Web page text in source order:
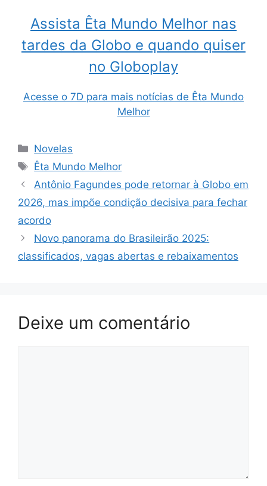
Assista Êta Mundo Melhor nas
tardes da Globo e quando quiser
no Globoplay
Acesse o 7D para mais notícias de Êta Mundo
Melhor
Categorias
Novelas
Tags
Êta Mundo Melhor
Antônio Fagundes pode retornar à Globo em
2026, mas impõe condição decisiva para fechar
acordo
Novo panorama do Brasileirão 2025:
classificados, vagas abertas e rebaixamentos
Deixe um comentário